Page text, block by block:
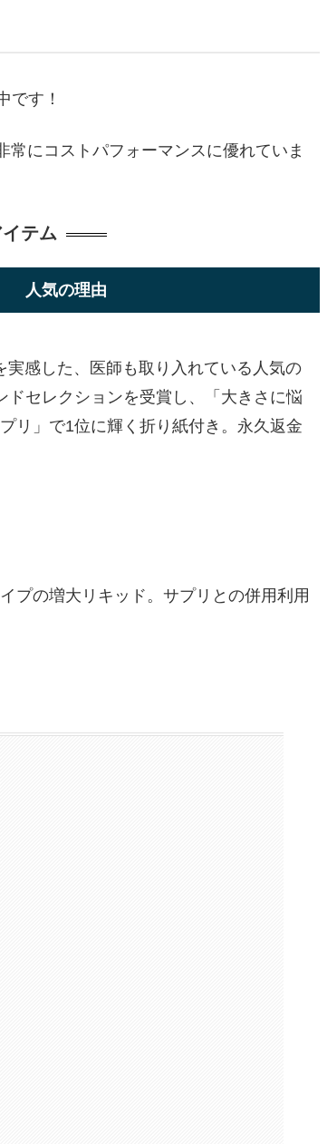
です！
にコストパフォーマンスに優れていま
テム
人気の理由
実感した、医師も取り入れている人気の
ドセレクションを受賞し、「大きさに悩
リ」で1位に輝く折り紙付き。永久返金
プの増大リキッド。サプリとの併用利用